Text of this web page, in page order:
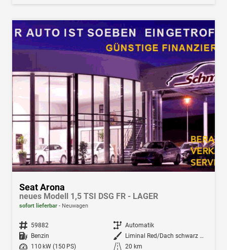
Seat Arona
neues Modell 1,5 TSI DSG FR - LAGER
sofort lieferbar Neuwagen
Fahrzeugnr. 59882 Getriebe Automatik
Kraftstoff Benzin Außenfarbe
Liminal Red/Dach schwarz Metallic (S60E)
Leistung
110 kW (150 PS) Kilometerstand 20 km